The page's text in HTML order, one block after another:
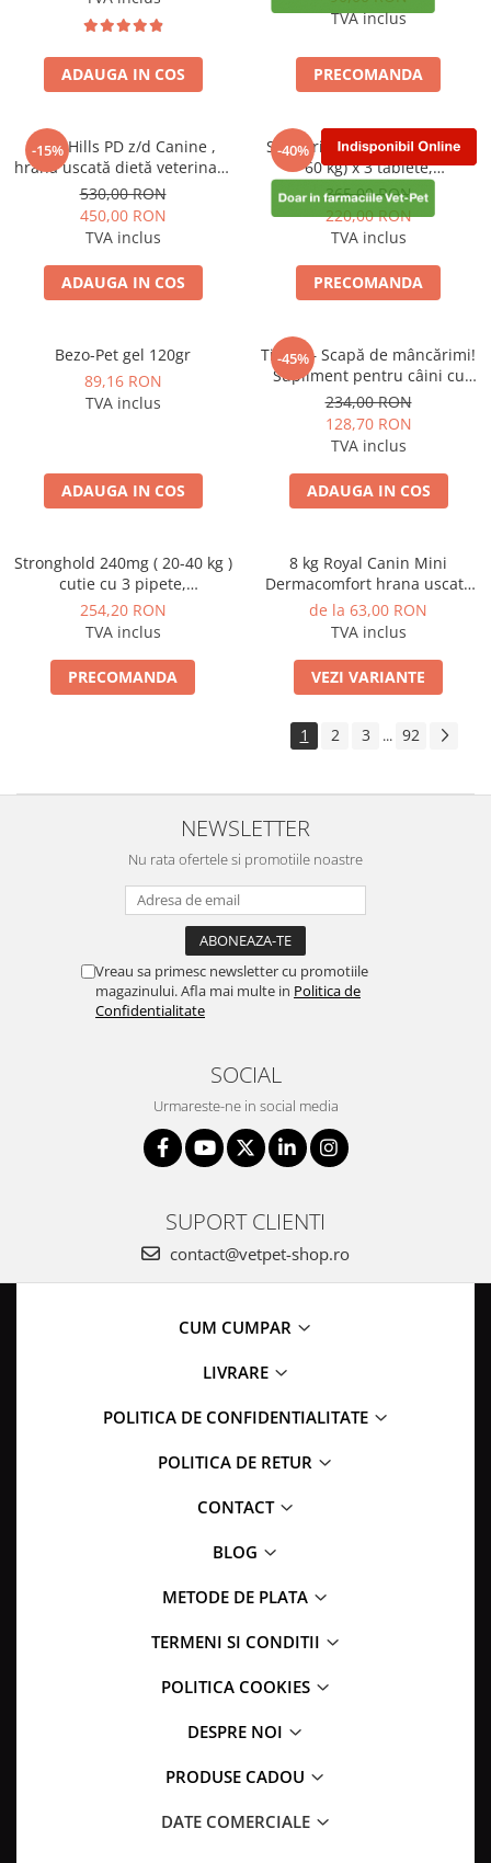
ADAUGA IN COS
caini
TVA inclus
PRECOMANDA
-15%
10kg Hills PD z/d Canine ,
hrană uscată dietă veterinară
hipoalergenică pentru câini
530,00 RON
450,00 RON
TVA inclus
ADAUGA IN COS
-40%
Simparica Trio 72 mg (40.1 -
60 kg) x 3 tablete,
deparazitare externa si
interna pentru caini
365,00 RON
220,00 RON
TVA inclus
PRECOMANDA
Bezo-Pet gel 120gr
89,16 RON
TVA inclus
ADAUGA IN COS
-45%
Tipaw – Scapă de mâncărimi!
Supliment pentru câini cu
probleme de piele, 60 de
comprimate masticabile moi
234,00 RON
128,70 RON
TVA inclus
ADAUGA IN COS
Stronghold 240mg ( 20-40 kg )
cutie cu 3 pipete,
Deparazitare externa si
interna pentru caini
254,20 RON
TVA inclus
PRECOMANDA
8 kg Royal Canin Mini
Dermacomfort hrana uscata
caine pentru prevenirea
iritatiilor pielii
de la 63,00 RON
TVA inclus
VEZI VARIANTE
1 2 3 ... 92
NEWSLETTER
Nu rata ofertele si promotiile noastre
Vreau sa primesc newsletter cu promotiile
magazinului. Afla mai multe in Politica de
Confidentialitate
SOCIAL
Urmareste-ne in social media
SUPORT CLIENTI
contact@vetpet-shop.ro
CUM CUMPAR
LIVRARE
POLITICA DE CONFIDENTIALITATE
POLITICA DE RETUR
CONTACT
BLOG
METODE DE PLATA
TERMENI SI CONDITII
POLITICA COOKIES
DESPRE NOI
PRODUSE CADOU
DATE COMERCIALE